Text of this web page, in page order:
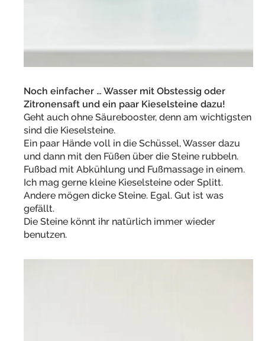
Noch einfacher … Wasser mit Obstessig oder
Zitronensaft und ein paar Kieselsteine dazu!
Geht auch ohne Säurebooster, denn am wichtigsten
sind die Kieselsteine.
Ein paar Hände voll in die Schüssel, Wasser dazu
und dann mit den Füßen über die Steine rubbeln.
Fußbad mit Abkühlung und Fußmassage in einem.
Ich mag gerne kleine Kieselsteine oder Splitt.
Andere mögen dicke Steine. Egal. Gut ist was
gefällt.
Die Steine könnt ihr natürlich immer wieder
benutzen.